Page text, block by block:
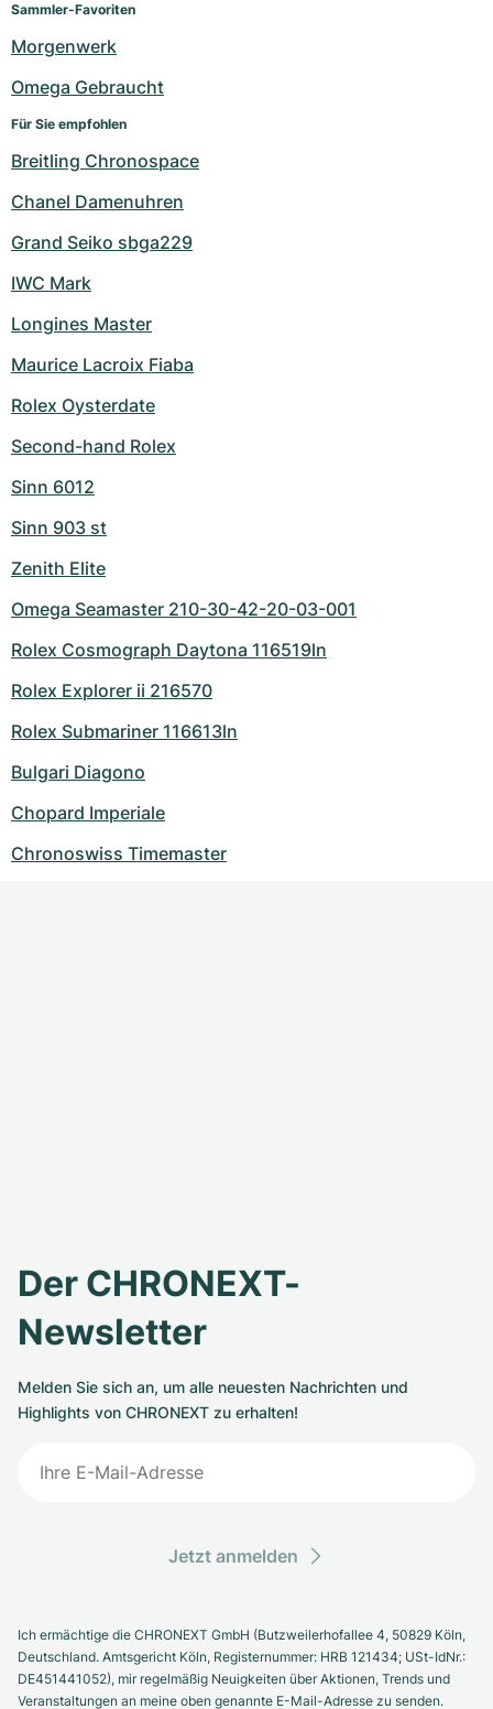
Sammler-Favoriten
Morgenwerk
Omega Gebraucht
Für Sie empfohlen
Breitling Chronospace
Chanel Damenuhren
Grand Seiko sbga229
IWC Mark
Longines Master
Maurice Lacroix Fiaba
Rolex Oysterdate
Second-hand Rolex
Sinn 6012
Sinn 903 st
Zenith Elite
Omega Seamaster 210-30-42-20-03-001
Rolex Cosmograph Daytona 116519ln
Rolex Explorer ii 216570
Rolex Submariner 116613ln
Bulgari Diagono
Chopard Imperiale
Chronoswiss Timemaster
Der CHRONEXT-
Newsletter
Melden Sie sich an, um alle neuesten Nachrichten und
Highlights von CHRONEXT zu erhalten!
Jetzt anmelden
Ich ermächtige die CHRONEXT GmbH (Butzweilerhofallee 4, 50829 Köln,
Deutschland. Amtsgericht Köln, Registernummer: HRB 121434; USt-IdNr.:
DE451441052), mir regelmäßig Neuigkeiten über Aktionen, Trends und
Veranstaltungen an meine oben genannte E-Mail-Adresse zu senden.